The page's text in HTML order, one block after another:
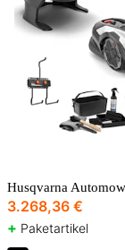
3.268,36 €
+ Paketartikel